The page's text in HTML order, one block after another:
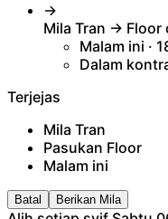
→
Mila Tran → Floor
Malam ini ·
Dalam
Terjejas
Mila Tran
Pasukan Floor
Malam ini
Batal Berikan Mila